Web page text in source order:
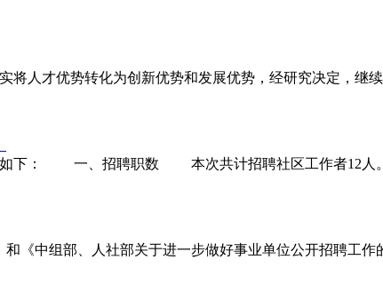
人才优势转化为创新优势和发展优势，经研究决定，继
下： 一、招聘职数 本次共计招聘社区工作者12人。
《中组部、人社部关于进一步做好事业单位公开招聘工